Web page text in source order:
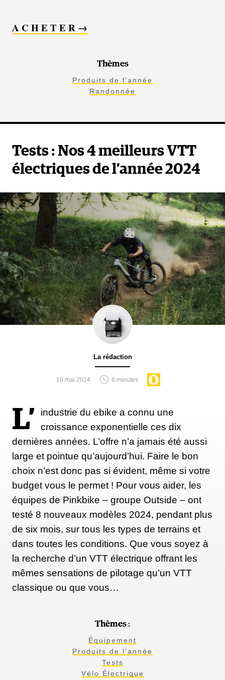
A C H E T E R →
Thèmes
Produits de l'année
Randonnée
Tests : Nos 4 meilleurs VTT
électriques de l’année 2024
La rédaction
10 mai 2024 6 minutes
L’
industrie du ebike a connu une
croissance exponentielle ces dix
dernières années. L’offre n’a jamais été aussi
large et pointue qu’aujourd’hui. Faire le bon
choix n’est donc pas si évident, même si votre
budget vous le permet ! Pour vous aider, les
équipes de Pinkbike – groupe Outside – ont
testé 8 nouveaux modèles 2024, pendant plus
de six mois, sur tous les types de terrains et
dans toutes les conditions. Que vous soyez à
la recherche d’un VTT électrique offrant les
mêmes sensations de pilotage qu’un VTT
classique ou que vous…
Thèmes :
Équipement
Produits de l'année
Tests
Vélo Électrique